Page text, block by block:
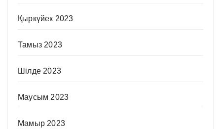
Қыркүйек 2023
Тамыз 2023
Шілде 2023
Маусым 2023
Мамыр 2023